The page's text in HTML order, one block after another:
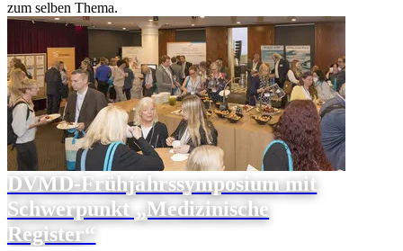
zum selben Thema.
DVMD-Frühjahrssymposium mit
Schwerpunkt „Medizinische
Register“